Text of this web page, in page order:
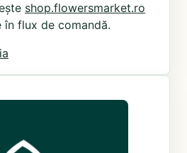
shop.flowersmarket.ro
flux de comandă.